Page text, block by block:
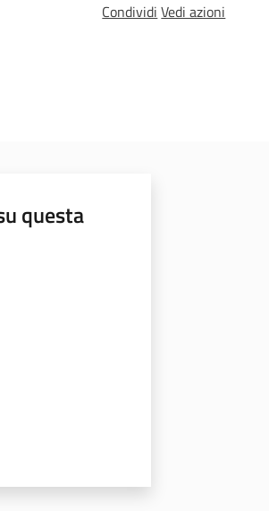
Condividi Vedi azioni
questa